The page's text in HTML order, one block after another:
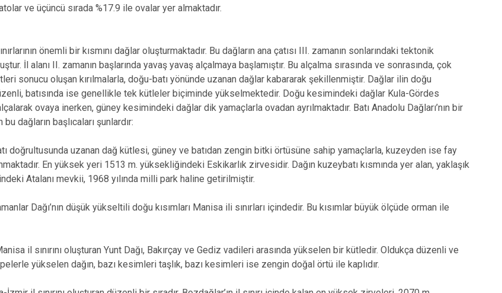
ve üçüncü sırada %17.9 ile ovalar yer almaktadır.
önemli bir kısmını dağlar oluşturmaktadır. Bu dağların ana çatısı III. zamanın sonlarındaki tektonik
İl alanı II. zamanın başlarında yavaş yavaş alçalmaya başlamıştır. Bu alçalma sırasında ve sonrasında, çok
sonucu oluşan kırılmalarla, doğu-batı yönünde uzanan dağlar kabararak şekillenmiştir. Dağlar ilin doğu
batısında ise genellikle tek kütleler biçiminde yükselmektedir. Doğu kesimindeki dağlar Kula-Gördes
ovaya inerken, güney kesimindeki dağlar dik yamaçlarla ovadan ayrılmaktadır. Batı Anadolu Dağları’nın bir
dağların başlıcaları şunlardır:
doğrultusunda uzanan dağ kütlesi, güney ve batıdan zengin bitki örtüsüne sahip yamaçlarla, kuzeyden ise fay
En yüksek yeri 1513 m. yüksekliğindeki Eskikarlık zirvesidir. Dağın kuzeybatı kısmında yer alan, yaklaşık
Atalanı mevkii, 1968 yılında milli park haline getirilmiştir.
Dağı’nın düşük yükseltili doğu kısımları Manisa ili sınırları içindedir. Bu kısımlar büyük ölçüde orman ile
il sınırını oluşturan Yunt Dağı, Bakırçay ve Gediz vadileri arasında yükselen bir kütledir. Oldukça düzenli ve
yükselen dağın, bazı kesimleri taşlık, bazı kesimleri ise zengin doğal örtü ile kaplıdır.